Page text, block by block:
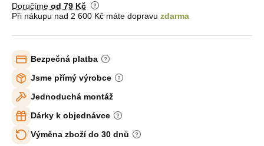
Doručíme od 79 Kč
Při nákupu nad 2 600 Kč máte dopravu zdarma
Bezpečná platba
Jsme přímý výrobce
Jednoduchá montáž
Dárky k objednávce
Výměna zboží do 30 dnů